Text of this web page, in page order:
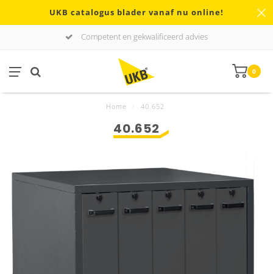
UKB catalogus blader vanaf nu online!
Competent en gekwalificeerd advies
0
Home 40.652
40.652